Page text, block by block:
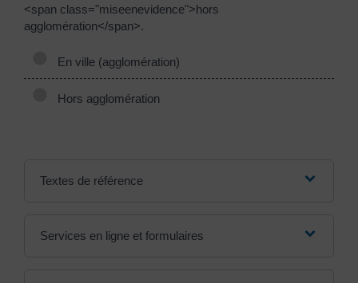
<span class="miseenevidence">hors
agglomération</span>.
En ville (agglomération)
Hors agglomération
Textes de référence
Services en ligne et formulaires